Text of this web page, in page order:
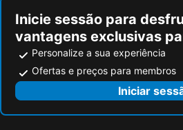
Inicie sessão para
vantagens exclusivas
Personalize a sua experiência
Ofertas e preços para membros
Iniciar